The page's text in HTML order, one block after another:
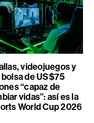
videojuegos y
de US$75
“capaz de
vidas”: así es la
World Cup 2026